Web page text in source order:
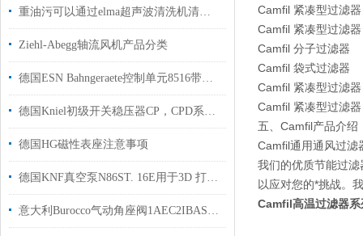
重油污可以通过elma超声波清洗机清洗吗？
Ziehl-Abegg轴流风机产品分类
德国ESN Bahngeraete控制单元8516带控制面板外壳工厂现货
德国Kniel初级开关稳压器CP，CPD系列说明书
德国HG磁性表座注意事项
德国KNF真空泵N86ST. 16E用于3D 打印行业支持粘结剂喷射
意大利Burocco气动角座阀1AEC2IBAS1D2用于钢厂中国总代理
Camfil 紧凑型过滤
Camfil 紧凑型过滤
Camfil 分子过滤器
Camfil 袋式过滤器
Camfil 紧凑型过滤
Camfil 紧凑型过滤
五、Camfil产品介绍
Camfil通用通风过滤
我们的优质节能过
以应对您的*挑战。
Camfil高温过滤器系